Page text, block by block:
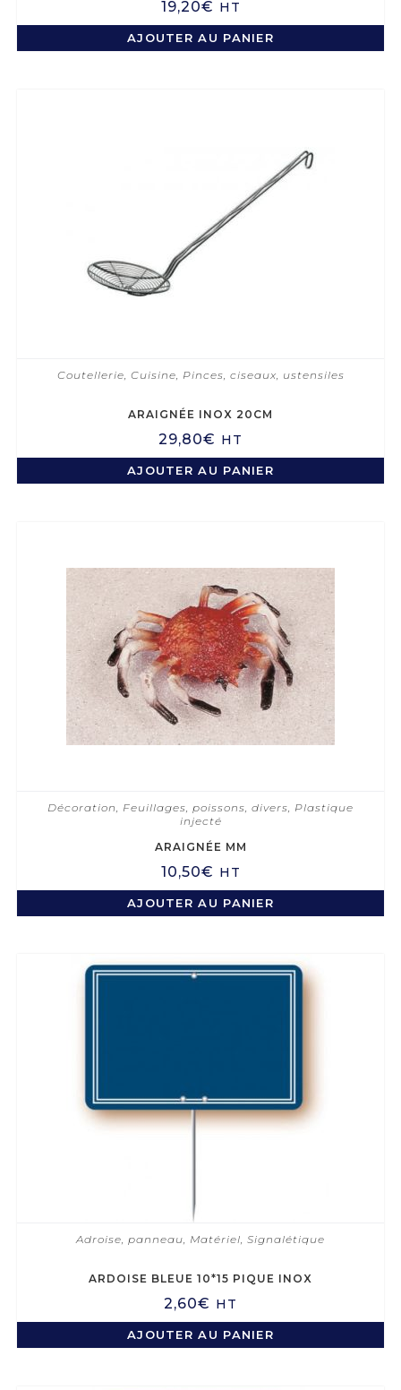
19,20€ HT
AJOUTER AU PANIER
Coutellerie Cuisine Pinces, ciseaux, ustensiles
ARAIGNÉE INOX 20CM
29,80€ HT
AJOUTER AU PANIER
Décoration Feuillages, poissons, divers Plastique
injecté
ARAIGNÉE MM
10,50€ HT
AJOUTER AU PANIER
Adroise, panneau, Matériel, Signalétique
ARDOISE BLEUE 10*15 PIQUE INOX
2,60€ HT
AJOUTER AU PANIER